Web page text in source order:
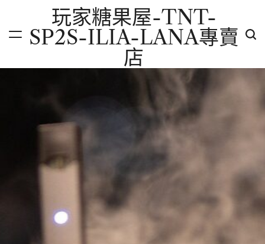
content
玩家糖果屋-TNT-
SP2S-ILIA-LANA專賣
店